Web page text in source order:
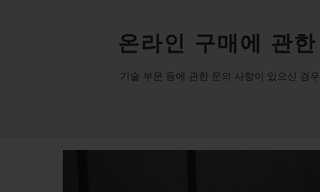
온라인 구매에 관
기술 부문 등에 관한 문의 사항이 있으신 경